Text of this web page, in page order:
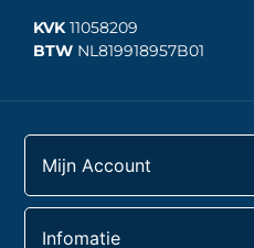
KVK11058209
BTW NL819918957B01
Mijn Account
Infomatie